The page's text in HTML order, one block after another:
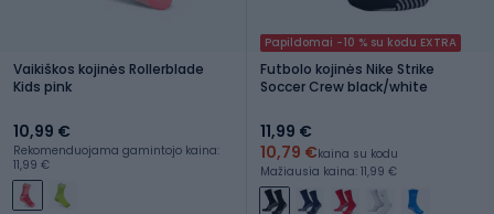
Vaikiškos kojinės Rollerblade
Kids pink
10,99 €
Rekomenduojama gamintojo kaina:
11,99 €
Papildomai -10 % su kodu EXTRA
Futbolo kojinės Nike Strike
Soccer Crew black/white
11,99 €
10,79 €kaina su kodu
Mažiausia kaina: 11,99 €